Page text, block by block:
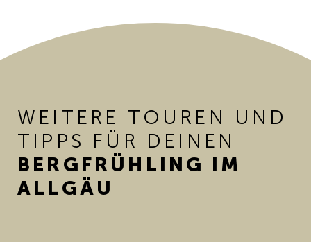
WEITERE TOUREN UND
TIPPS FÜR DEINEN
BERGFRÜHLING IM
ALLGÄU